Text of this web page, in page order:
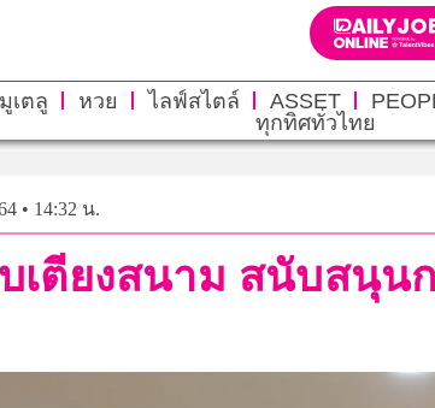
เตลู หวย ไลฟ์สไตล์ ASSET
ทุกทิศทั่วไทย
• 14:32 น.
เตียงสนาม สนับสนุ